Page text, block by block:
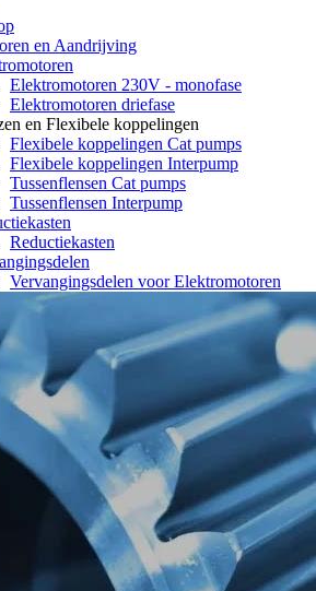
en Aandrijving
Elektromotoren 230V - monofase
Elektromotoren driefase
en Flexibele koppelingen
Flexibele koppelingen Cat pumps
Flexibele koppelingen Interpump
Tussenflensen Cat pumps
Tussenflensen Interpump
Reductiekasten
Vervangingsdelen voor Elektromotoren